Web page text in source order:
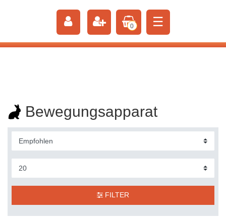
0 ☰
Bewegungsapparat
FILTER